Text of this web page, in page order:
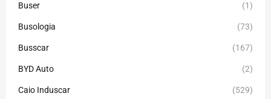
Buser (1)
Busologia (73)
Busscar (167)
BYD Auto (2)
Caio Induscar (529)